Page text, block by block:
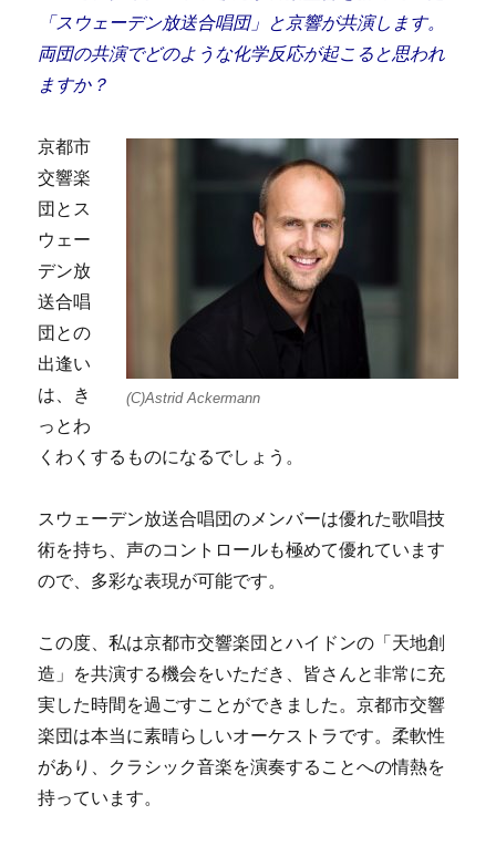
「スウェーデン放送合唱団」と京響が共演します。
両団の共演でどのような化学反応が起こると思われ
ますか？
(C)Astrid Ackermann
京都市
交響楽
団とス
ウェー
デン放
送合唱
団との
出逢い
は、き
っとわ
くわくするものになるでしょう。
スウェーデン放送合唱団のメンバーは優れた歌唱技
術を持ち、声のコントロールも極めて優れています
ので、多彩な表現が可能です。
この度、私は京都市交響楽団とハイドンの「天地創
造」を共演する機会をいただき、皆さんと非常に充
実した時間を過ごすことができました。京都市交響
楽団は本当に素晴らしいオーケストラです。柔軟性
があり、クラシック音楽を演奏することへの情熱を
持っています。